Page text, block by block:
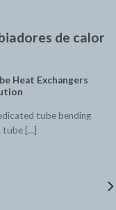
de calor
Heat Exchangers
tube bending
tube [...]